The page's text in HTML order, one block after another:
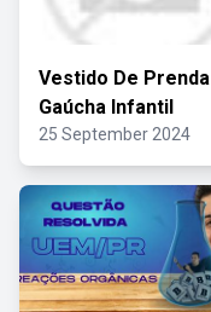
Vestido De Prenda
Gaúcha Infantil
25 September 2024